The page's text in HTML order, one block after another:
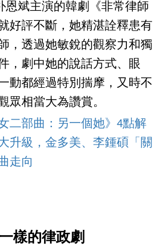
恩斌主演的韓劇《非常律師
好評不斷，她精湛詮釋患有
，透過她敏銳的觀察力和獨
，劇中她的說話方式、眼
動都經過特別揣摩，又時不
眾相當大為讚賞。
二部曲：另一個她》4點解
升級，金多美、李鍾碩「關
走向
樣的律政劇